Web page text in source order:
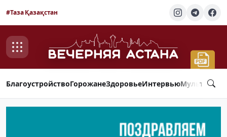
#Таза Қазақстан
БлагоустройствоГорожанеЗдоровьеИнтервью